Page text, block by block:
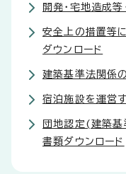
開発・宅地造成等
安全上の措置等
ダウンロード
建築基準法関係
宿泊施設を運営
団地認定(建築
書類ダウンロード